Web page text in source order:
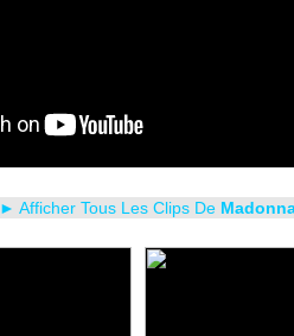
► Afficher Tous Les Clips De